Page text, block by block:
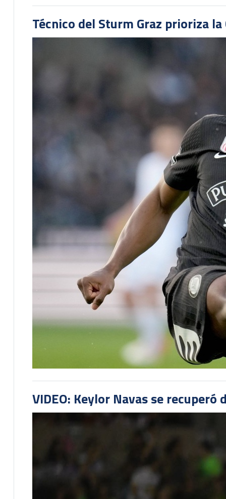
Técnico del Sturm Graz prioriza
VIDEO: Keylor Navas se